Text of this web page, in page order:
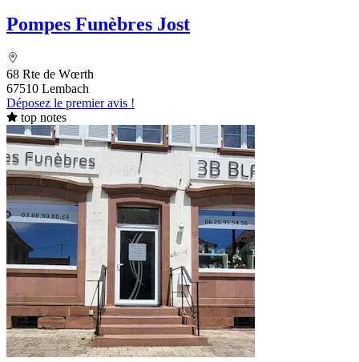
Pompes Funèbres Jost
68 Rte de Wœrth
67510 Lembach
Déposez le premier avis !
top notes